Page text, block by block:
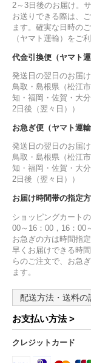
2～3日後のお届け。
お送りできる際は、
ます。確実な日時の
（ヤマト運輸）をご
代金引換便（ヤマト運
発送日の翌日のお届
鳥取・島根県（松江
知・福岡・佐賀・大
2日後（翌々日））
お急ぎ便（ヤマト運輸
発送日の翌日のお届
鳥取・島根県（松江
知・福岡・佐賀・大
2日後（翌々日））
お届け時間帯の指定
ショッピングカート
00～16：00，16：00
お急ぎの方は時間指
早くお届けできる時
らのご注文で、お急
ます。
配送方法・送料の
お支払い方法 >
クレジットカード